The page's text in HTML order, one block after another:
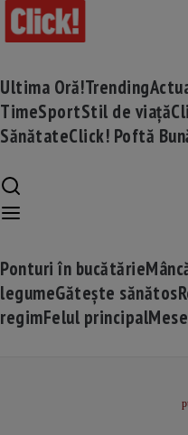
Ultima Oră!Trending
TimeSportStil de viață
SănătateClick! Poftă
Ponturi în bucătărie
legumeGătește sănătos
regimFelul principal